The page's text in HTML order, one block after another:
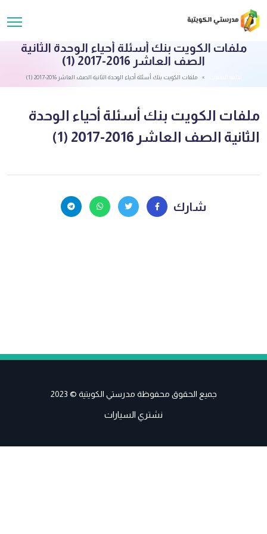
ملفات الكويت بنك أسئلة أحياء الوحدة الثانية
الصف العاشر 2016-2017 (1)
ملفات الكويت بنك أسئلة أحياء الوحدة الثانية الصف العاشر 2016-2017 (1)
ملفات الكويت بنك أسئلة أحياء الوحدة
الثانية الصف العاشر 2016-2017 (1)
شارك
جميع الحقوق محفوظة مدرستي الكويتية © 2023
نشتري السيارات